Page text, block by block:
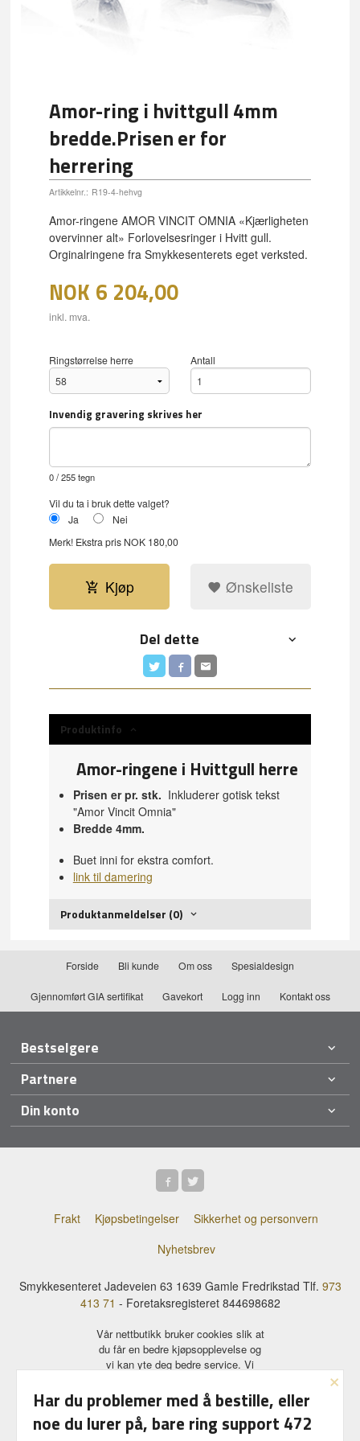
Amor-ring i hvittgull 4mm
bredde.Prisen er for
herrering
Artikkelnr.: R19-4-hehvg
Amor-ringene AMOR VINCIT OMNIA «Kjærligheten
overvinner alt» Forlovelsesringer i Hvitt gull.
Orginalringene fra Smykkesenterets eget verksted.
NOK 6 204,00
inkl. mva.
Ringstørrelse herre Antall
Invendig gravering skrives her
0/ 255 tegn
Vil du ta i bruk dette valget?
Ja
Nei
Merk! Ekstra pris NOK 180,00
Kjøp Ønskeliste
Del dette
Produktinfo
Amor-ringene i Hvittgull herre
Prisen er pr. stk. Inkluderer gotisk tekst
"Amor Vincit Omnia"
Bredde 4mm.
Buet inni for ekstra comfort.
link til damering
Produktanmeldelser (0)
Forside Bli kunde Om oss Spesialdesign
Gjennomført GIA sertifikat Gavekort Logg inn Kontakt oss
Bestselgere
Partnere
Din konto
Frakt Kjøpsbetingelser
Sikkerhet og personvern
Nyhetsbrev
Smykkesenteret Jadeveien 63 1639 Gamle Fredrikstad Tlf. 973
413 71 - Foretaksregisteret 844698682
Vår nettbutikk bruker cookies slik at
du får en bedre kjøpsopplevelse og
vi kan yte deg bedre service. Vi
lagre innloggingsdetaljer og huske
hva du har puttet i handlekurven
din. Fortsett å bruke siden som
×
Har du problemer med å bestille, eller
noe du lurer på, bare ring support 472